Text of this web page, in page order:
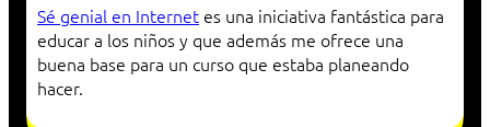
Sé genial en Internet es una iniciativa fantástica para
educar a los niños y que además me ofrece una
buena base para un curso que estaba planeando
hacer.